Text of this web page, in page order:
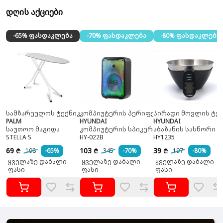
დღის აქციები
-65% ფასდაკლება
სამზარეულოს ტექნიკა
PALM
საუთოო მაგიდა
STELLA S
69 ₾ 198
-65%
ყველაზე დაბალი
ფასი
-70% ფასდაკლება
კომპიუტერის პერიფერია
HYUNDAI
კომპიუტერის სპიკერი
HY-022B
103 ₾ 345
-70%
ყველაზე დაბალი
ფასი
-80% ფასდაკლება
პირადი მოვლის
HYUNDAI
აბაზანის სასწორი
HY1235
39 ₾ 197
-80%
ყველაზე დაბალი
ფასი